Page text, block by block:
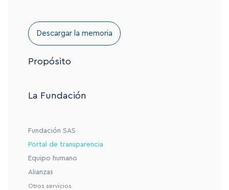
Descargar la memoria
Propósito
La Fundación
Fundación SAS
Portal de transparencia
Equipo humano
Alianzas
Otros servicios